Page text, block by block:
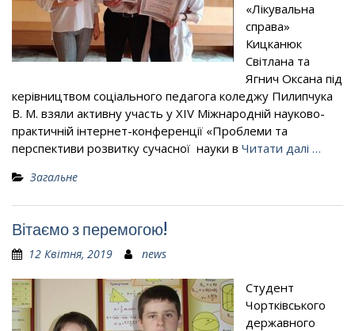
«Лікувальна
справа»
Кицканюк
Світлана та
Ягнич Оксана під
керівництвом соціального педагога коледжу Пилипчука
В. М. взяли активну участь у ХІV Міжнародній науково-
практичній інтернет-конференції «Проблеми та
перспективи розвитку сучасної науки в Читати далі …
Загальне
Вітаємо з перемогою!
12 Квітня, 2019 news
Студент
Чортківського
державного